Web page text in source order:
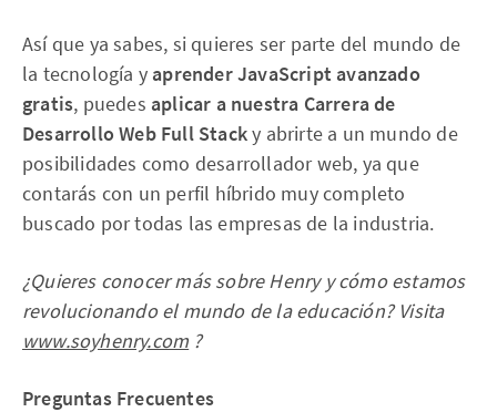
Así que ya sabes, si quieres ser parte del mundo de
la tecnología y aprender JavaScript avanzado
gratis, puedes aplicar a nuestra Carrera de
Desarrollo Web Full Stacky abrirte a un mundo de
posibilidades como desarrollador web, ya que
contarás con un perfil híbrido muy completo
buscado por todas las empresas de la industria.
¿Quieres conocer más sobre Henry y cómo estamos
revolucionando el mundo de la educación? Visita
www.soyhenry.com ?
Preguntas Frecuentes